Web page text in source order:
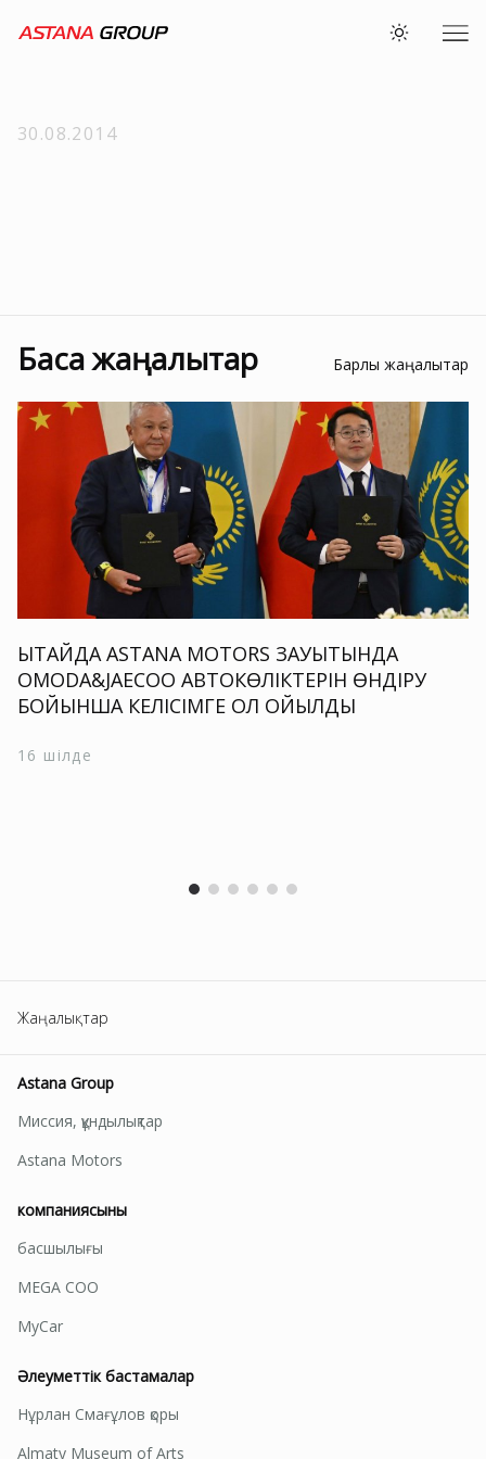
30.08.2014
Басқа жаңалықтар Барлық жаңалықтар
ҚЫТАЙДА ASTANA MOTORS ЗАУЫТЫНДА
OMODA&JAECOO АВТОКӨЛІКТЕРІН ӨНДІРУ
БОЙЫНША КЕЛІСІМГЕ ҚОЛ ҚОЙЫЛДЫ
16 шілде
Жаңалықтар
Astana Group
Миссия, құндылықтар
Astana Motors
компаниясының
басшылығы
MEGA СОО
MyCar
Әлеуметтік бастамалар
Нұрлан Смағұлов қоры
Almaty Museum of Arts